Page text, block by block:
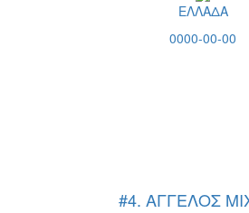
ΕΛΛΑΔΑ
0000-00-00
#4. ΑΓΓΕΛΟΣ